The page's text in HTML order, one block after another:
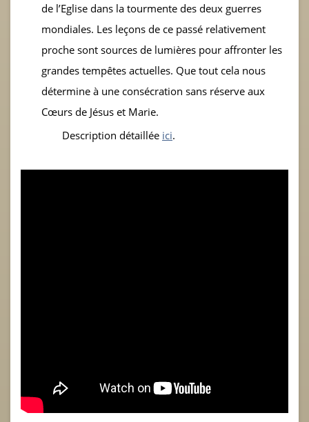
de l’Eglise dans la tourmente des deux guerres
mondiales. Les leçons de ce passé relativement
proche sont sources de lumières pour affronter les
grandes tempêtes actuelles. Que tout cela nous
détermine à une consécration sans réserve aux
Cœurs de Jésus et Marie.
Description détaillée ici.